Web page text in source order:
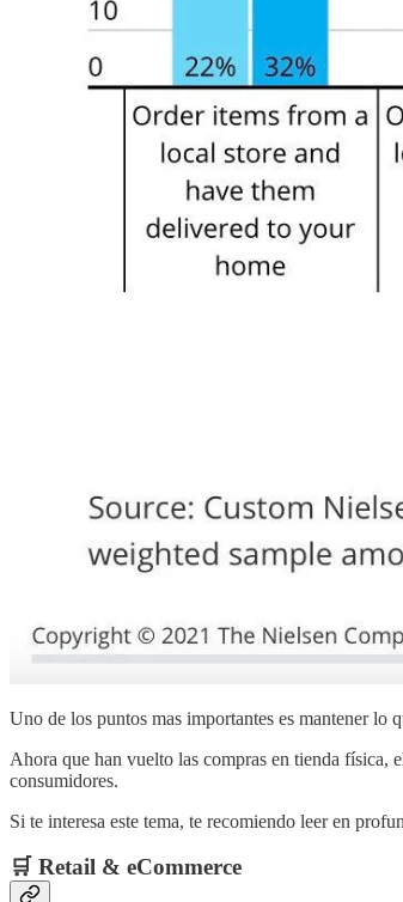
Uno de los puntos mas importantes es mantener lo
Ahora que han vuelto las compras en tienda física,
consumidores.
Si te interesa este tema, te recomiendo leer en
🛒 Retail & eCommerce